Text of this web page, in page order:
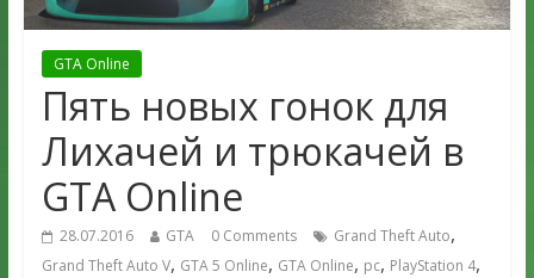
GTA Online
Пять новых гонок для
Лихачей и трюкачей в
GTA Online
28.07.2016 GTA 0 Comments Grand Theft Auto,
Grand Theft Auto V, GTA 5 Online, GTA Online, pc, PlayStation 4,